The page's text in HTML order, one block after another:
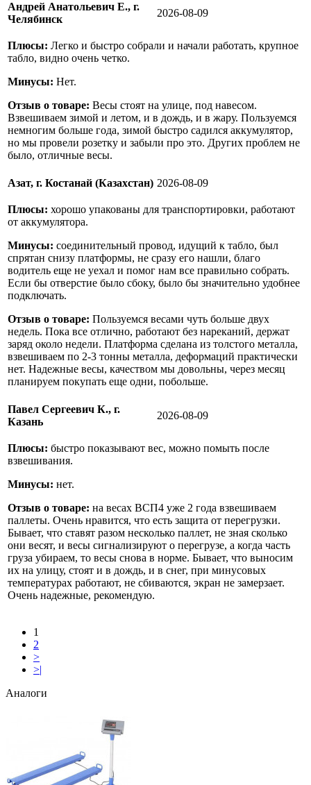
Андрей Анатольевич Е., г.
Челябинск
2026-08-09
Плюсы: Легко и быстро собрали и начали работать, крупное
табло, видно очень четко.
Минусы: Нет.
Отзыв о товаре: Весы стоят на улице, под навесом.
Взвешиваем зимой и летом, и в дождь, и в жару. Пользуемся
немногим больше года, зимой быстро садился аккумулятор,
но мы провели розетку и забыли про это. Других проблем не
было, отличные весы.
Азат, г. Костанай (Казахстан) 2026-08-09
Плюсы: хорошо упакованы для транспортировки, работают
от аккумулятора.
Минусы: соединительный провод, идущий к табло, был
спрятан снизу платформы, не сразу его нашли, благо
водитель еще не уехал и помог нам все правильно собрать.
Если бы отверстие было сбоку, было бы значительно удобнее
подключать.
Отзыв о товаре: Пользуемся весами чуть больше двух
недель. Пока все отлично, работают без нареканий, держат
заряд около недели. Платформа сделана из толстого металла,
взвешиваем по 2-3 тонны металла, деформаций практически
нет. Надежные весы, качеством мы довольны, через месяц
планируем покупать еще одни, побольше.
Павел Сергеевич К., г.
Казань
2026-08-09
Плюсы: быстро показывают вес, можно помыть после
взвешивания.
Минусы: нет.
Отзыв о товаре: на весах ВСП4 уже 2 года взвешиваем
паллеты. Очень нравится, что есть защита от перегрузки.
Бывает, что ставят разом несколько паллет, не зная сколько
они весят, и весы сигнализируют о перегрузе, а когда часть
груза убираем, то весы снова в норме. Бывает, что выносим
их на улицу, стоят и в дождь, и в снег, при минусовых
температурах работают, не сбиваются, экран не замерзает.
Очень надежные, рекомендую.
1
2
>
>|
Аналоги